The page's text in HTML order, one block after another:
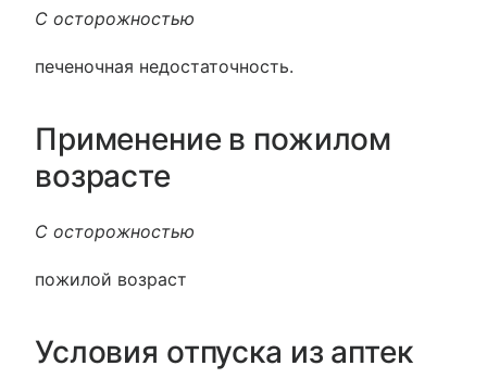
С осторожностью
печеночная недостаточность.
Применение в пожилом
возрасте
С осторожностью
пожилой возраст
Условия отпуска из аптек